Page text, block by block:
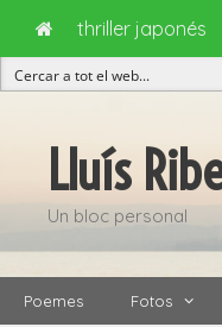
Lluís
Un bloc personal
Poemes Fotos
thriller japonés